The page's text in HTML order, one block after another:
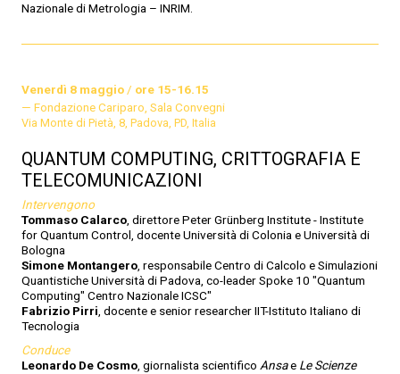
Nazionale di Metrologia – INRIM.
Venerdì 8 maggio / ore 15-16.15
Fondazione Cariparo, Sala Convegni
Via Monte di Pietà, 8, Padova, PD, Italia
QUANTUM COMPUTING, CRITTOGRAFIA E
TELECOMUNICAZIONI
Intervengono
Tommaso Calarco , direttore Peter Grünberg Institute - Institute
for Quantum Control, docente Università di Colonia e Università di
Bologna
Simone Montangero , responsabile Centro di Calcolo e Simulazioni
Quantistiche Università di Padova, co-leader Spoke 10 "Quantum
Computing" Centro Nazionale ICSC"
Fabrizio Pirri , docente e senior researcher IIT-Istituto Italiano di
Tecnologia
Conduce
Leonardo De Cosmo , giornalista scientifico Ansae Le Scienze